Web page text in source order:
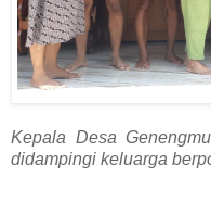
Kepala Desa
didampingi keluarga